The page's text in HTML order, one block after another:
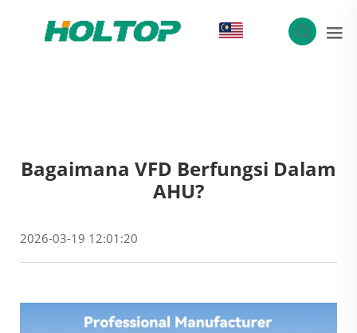
Bagaimana VFD Berfungsi Dalam
AHU?
2026-03-19 12:01:20